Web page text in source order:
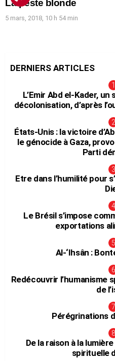
La peste blonde
5 mars, 2018, 10 h 54 min
DERNIERS ARTICLES
L’Emir Abd el-Kader,
décolonisation, d’après
États-Unis : la victoire
le génocide à Gaza,
Parti
Etre dans l’humilité pour
Le Brésil s’impose
exportations
Al-‘Ihsân :
Redécouvrir l’humanisme
de
Pérégrinations
De la raison à la
spirituelle